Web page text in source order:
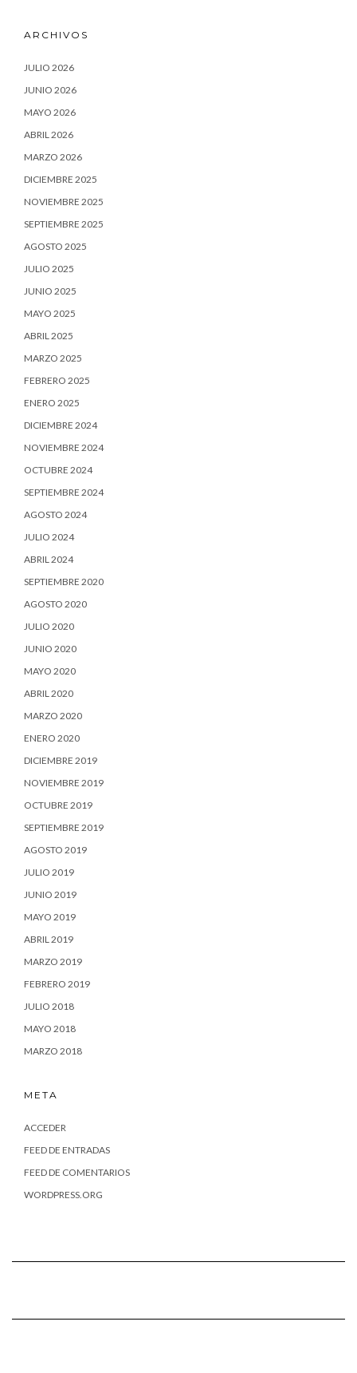
ARCHIVOS
JULIO 2026
JUNIO 2026
MAYO 2026
ABRIL 2026
MARZO 2026
DICIEMBRE 2025
NOVIEMBRE 2025
SEPTIEMBRE 2025
AGOSTO 2025
JULIO 2025
JUNIO 2025
MAYO 2025
ABRIL 2025
MARZO 2025
FEBRERO 2025
ENERO 2025
DICIEMBRE 2024
NOVIEMBRE 2024
OCTUBRE 2024
SEPTIEMBRE 2024
AGOSTO 2024
JULIO 2024
ABRIL 2024
SEPTIEMBRE 2020
AGOSTO 2020
JULIO 2020
JUNIO 2020
MAYO 2020
ABRIL 2020
MARZO 2020
ENERO 2020
DICIEMBRE 2019
NOVIEMBRE 2019
OCTUBRE 2019
SEPTIEMBRE 2019
AGOSTO 2019
JULIO 2019
JUNIO 2019
MAYO 2019
ABRIL 2019
MARZO 2019
FEBRERO 2019
JULIO 2018
MAYO 2018
MARZO 2018
META
ACCEDER
FEED DE ENTRADAS
FEED DE COMENTARIOS
WORDPRESS.ORG